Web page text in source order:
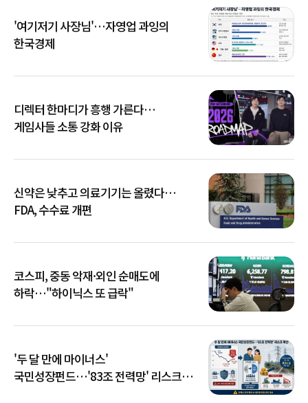
'여기저기 사장님'…자영업 과잉의
한국경제
디렉터 한마디가 흥행 가른다…
게임사들 소통 강화 이유
신약은 낮추고 의료기기는 올렸다…
FDA, 수수료 개편
코스피, 중동 악재·외인 순매도에
하락…"하이닉스 또 급락"
'두 달 만에 마이너스'
국민성장펀드…'83조 전력망' 리스크